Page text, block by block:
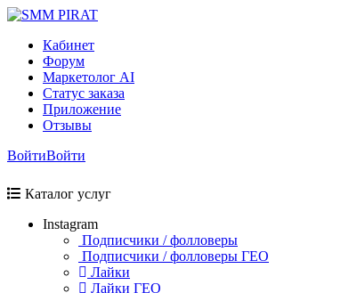
Кабинет
Форум
Маркетолог AI
Статус заказа
Приложение
Отзывы
ВойтиВойти
Каталог услуг
Instagram
Подписчики / фолловеры
Подписчики / фолловеры ГЕО
Лайки
Лайки ГЕО